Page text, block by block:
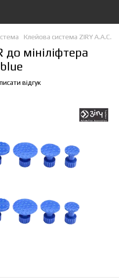
Клейова система ZIRY A.A.C.
до мініліфтера
відгук